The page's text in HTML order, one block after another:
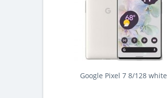
Google Pixel 7 8/128 white